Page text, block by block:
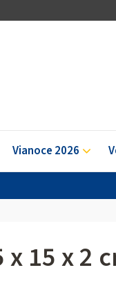
Vianoce 2026
15 x 2